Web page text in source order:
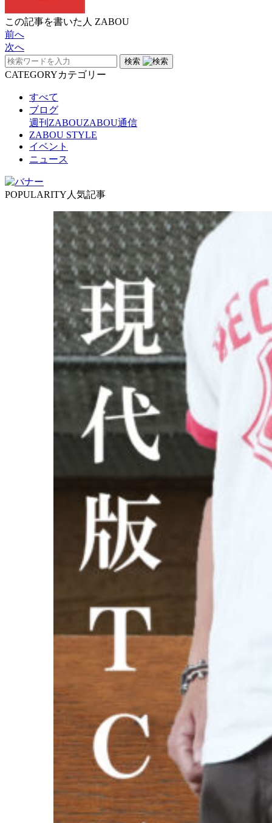
この記事を書いた人 ZABOU
前へ
次へ
検索
CATEGORYカテゴリー
すべて
ブログ
週刊ZABOUZABOU通信
ZABOU STYLE
イベント
ニュース
POPULARITY 人気記事